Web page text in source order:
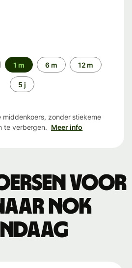
1 m 6 m 12 m
5 j
zonder stiekeme
te verbergen. Meer info
voor
NOK